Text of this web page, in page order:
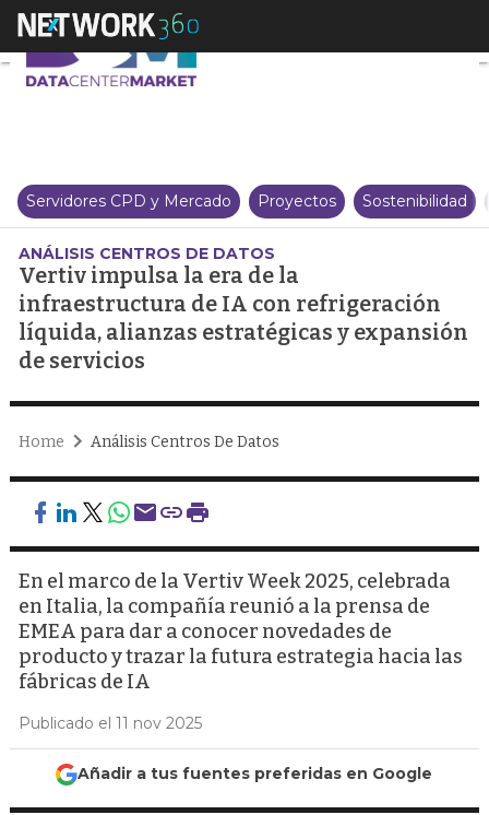
Vertiv impulsa la era de la
Servidores CPD y Mercado Proyectos Sostenibilidad
ANÁLISIS CENTROS DE DATOS
Vertiv impulsa la era de la
infraestructura de IA con refrigeración
líquida, alianzas estratégicas y expansión
de servicios
Home Análisis Centros De Datos
En el marco de la Vertiv Week 2025, celebrada
en Italia, la compañía reunió a la prensa de
EMEA para dar a conocer novedades de
producto y trazar la futura estrategia hacia las
fábricas de IA
Publicado el 11 nov 2025
Añadir a tus fuentes preferidas en Google